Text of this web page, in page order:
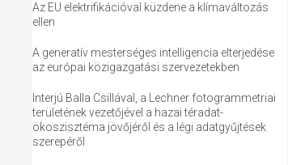
Az EU elektrifikációval küzdene a klímaváltozás
ellen
A generatív mesterséges intelligencia elterjedése
az európai közigazgatási szervezetekben
Interjú Balla Csillával, a Lechner fotogrammetriai
területének vezetőjével a hazai téradat-
ökoszisztéma jövőjéről és a légi adatgyűjtések
szerepéről